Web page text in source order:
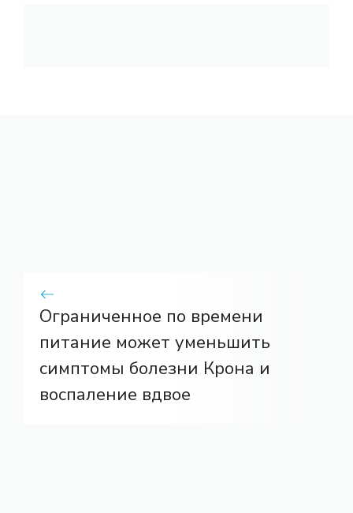
Ограниченное по времени
питание может уменьшить
симптомы болезни Крона и
воспаление вдвое